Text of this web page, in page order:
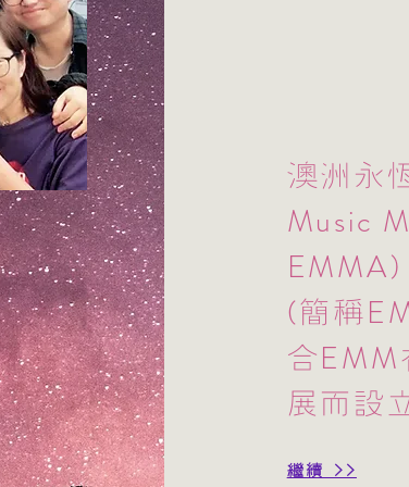
澳洲永
Music
EMMA
(簡稱
合EMM
展而設
繼續 >>